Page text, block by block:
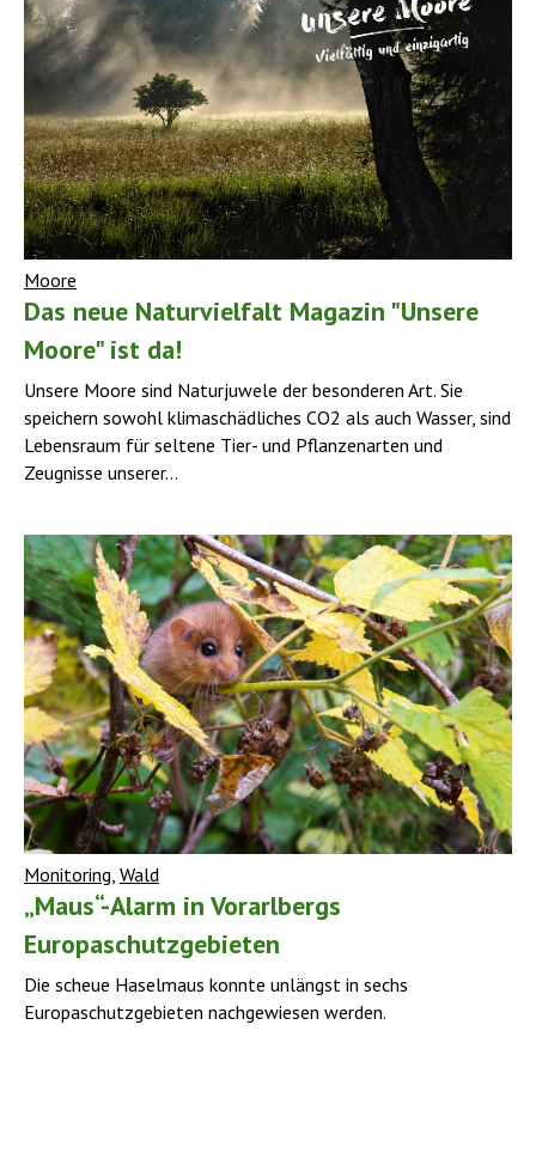
Moore
Das neue Naturvielfalt Magazin "Unsere
Moore" ist da!
Unsere Moore sind Naturjuwele der besonderen Art. Sie
speichern sowohl klimaschädliches CO2 als auch Wasser, sind
Lebensraum für seltene Tier- und Pflanzenarten und
Zeugnisse unserer...
Monitoring, Wald
„Maus“-Alarm in Vorarlbergs
Europaschutzgebieten
Die scheue Haselmaus konnte unlängst in sechs
Europaschutzgebieten nachgewiesen werden.